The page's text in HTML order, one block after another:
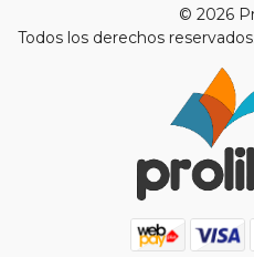
© 2026
Todos los derechos reservados.